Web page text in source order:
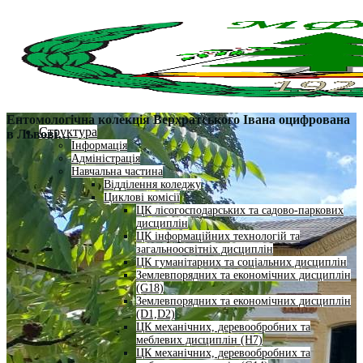
Структура
Інформація
Адміністрація
Навчальна частина
Відділення коледжу
Циклові комісії
ЦК лісогосподарських та садово-паркових
дисциплін
ЦК інформаційних технологій та
загальноосвітніх дисциплін
ЦК гуманітарних та соціальних дисциплін
Землевпорядних та економічних дисциплін
(G18)
Землевпорядних та економічних дисциплін
(D1,D2)
ЦК механічних, деревообробних та
меблевих дисциплін (H7)
ЦК механічних, деревообробних та
Ентомологічна колекція Верхратського Івана оцифрована
в Львові…